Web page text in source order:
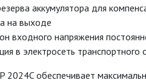
аккумулятора для
на выходе
входного напряжения
в электросеть транспортного
2024C обеспечивает